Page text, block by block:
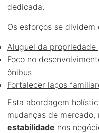
dedicada.
Os esforços se
Aluguel da
Foco no
ônibus
Fortalecer laços
Esta abordagem
mudanças de mercado,
estabilidade nos